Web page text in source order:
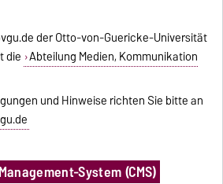
der Otto-von-Guericke-Universität
die Abteilung Medien, Kommunikation
und Hinweise richten Sie bitte an
System (CMS)